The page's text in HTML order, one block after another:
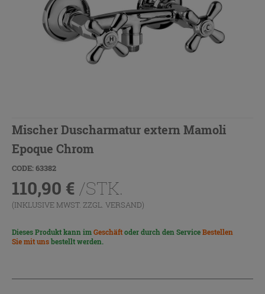
Mischer Duscharmatur extern Mamoli
Epoque Chrom
CODE: 63382
110,90 € /STK.
(INKLUSIVE MWST. ZZGL. VERSAND)
Dieses Produkt kann imGeschäftoder durch den ServiceBestellen
Sie mit unsbestellt werden.